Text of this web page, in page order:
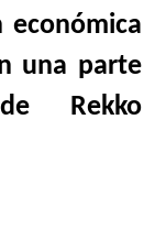
económica
una parte
Rekko